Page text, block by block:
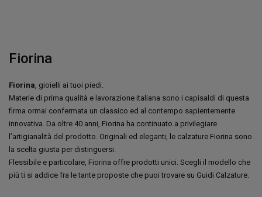
Fiorina
Fiorina , gioielli ai tuoi piedi.
Materie di prima qualità e lavorazione italiana sono i capisaldi di questa
firma ormai confermata un classico ed al contempo sapientemente
innovativa. Da oltre 40 anni, Fiorina ha continuato a privilegiare
l’artigianalità del prodotto. Originali ed eleganti, le calzature Fiorina sono
la scelta giusta per distinguersi.
Flessibile e particolare, Fiorina offre prodotti unici. Scegli il modello che
più ti si addice fra le tante proposte che puoi trovare su Guidi Calzature.